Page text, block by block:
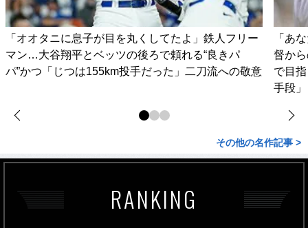
「オオタニに息子が目を丸くしてたよ」鉄人フリー
マン…大谷翔平とベッツの後ろで頼れる“良きパ
パ”かつ「じつは155km投手だった」二刀流への敬意
「あ
督か
で目
手段」
その他の名作記事 >
RANKING